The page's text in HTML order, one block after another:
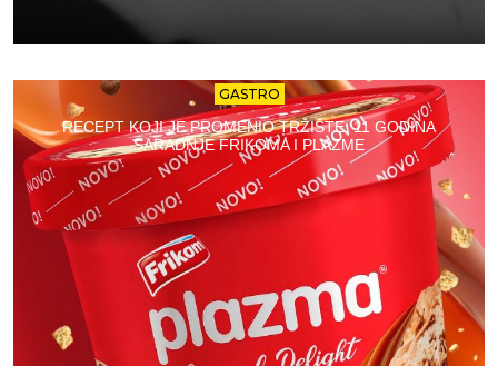
GASTRO
RECEPT KOJI JE PROMENIO TRŽIŠTE: 11 GODINA
SARADNJE FRIKOMA I PLAZME